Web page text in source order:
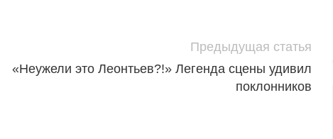
Предыдущая статья
«Неужели это Леонтьев?!» Легенда сцены удивил
поклонников